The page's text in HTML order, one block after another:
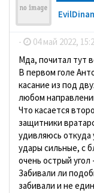
- 04 май 2022,
Мда, почитал тут
В первом голе
касание из под
любом
Что касается
защитники
удивляюсь откуда
удары сильные, с
очень острый угол
Забивали ли
забивали и не